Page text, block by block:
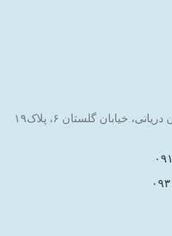
خیابان گلستان ۶، پلاک۱۹